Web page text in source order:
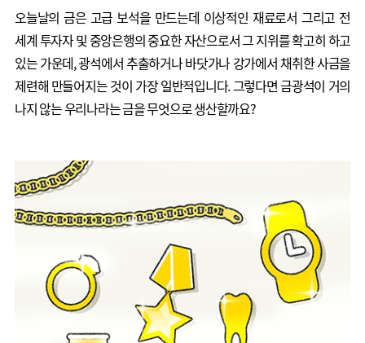
오늘날의 금은 고급 보석을 만드는데 이상적인 재료로서 그리고 전
세계 투자자 및 중앙은행의 중요한 자산으로서 그 지위를 확고히 하고
있는 가운데, 광석에서 추출하거나 바닷가나 강가에서 채취한 사금을
제련해 만들어지는 것이 가장 일반적입니다. 그렇다면 금광석이 거의
나지 않는 우리나라는 금을 무엇으로 생산할까요?